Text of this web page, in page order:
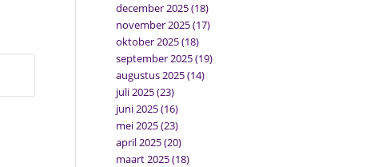
december 2025(18)
november 2025(17)
oktober 2025(18)
september 2025(19)
augustus 2025(14)
juli 2025(23)
juni 2025(16)
mei 2025(23)
april 2025(20)
maart 2025(18)